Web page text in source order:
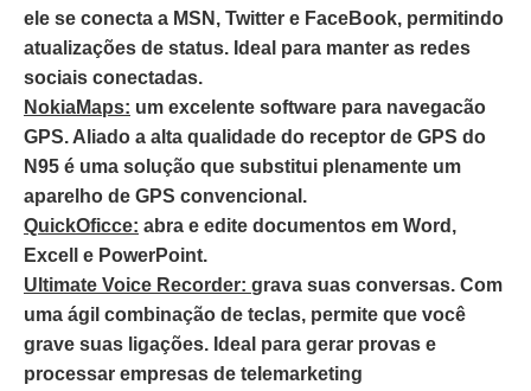
ele se conecta a MSN, Twitter e FaceBook, permitindo
atualizações de status. Ideal para manter as redes
sociais conectadas.
NokiaMaps: um excelente software para navegacão
GPS. Aliado a alta qualidade do receptor de GPS do
N95 é uma solução que substitui plenamente um
aparelho de GPS convencional.
QuickOficce: abra e edite documentos em Word,
Excell e PowerPoint.
Ultimate Voice Recorder: grava suas conversas. Com
uma ágil combinação de teclas, permite que você
grave suas ligações. Ideal para gerar provas e
processar empresas de telemarketing